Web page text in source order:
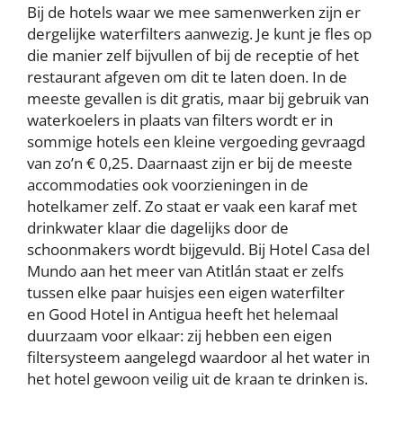
Bij de hotels waar we mee samenwerken zijn er
dergelijke waterfilters aanwezig. Je kunt je fles op
die manier zelf bijvullen of bij de receptie of het
restaurant afgeven om dit te laten doen. In de
meeste gevallen is dit gratis, maar bij gebruik van
waterkoelers in plaats van filters wordt er in
sommige hotels een kleine vergoeding gevraagd
van zo’n € 0,25. Daarnaast zijn er bij de meeste
accommodaties ook voorzieningen in de
hotelkamer zelf. Zo staat er vaak een karaf met
drinkwater klaar die dagelijks door de
schoonmakers wordt bijgevuld. Bij Hotel Casa del
Mundo aan het meer van Atitlán staat er zelfs
tussen elke paar huisjes een eigen waterfilter
en Good Hotel in Antigua heeft het helemaal
duurzaam voor elkaar: zij hebben een eigen
filtersysteem aangelegd waardoor al het water in
het hotel gewoon veilig uit de kraan te drinken is.